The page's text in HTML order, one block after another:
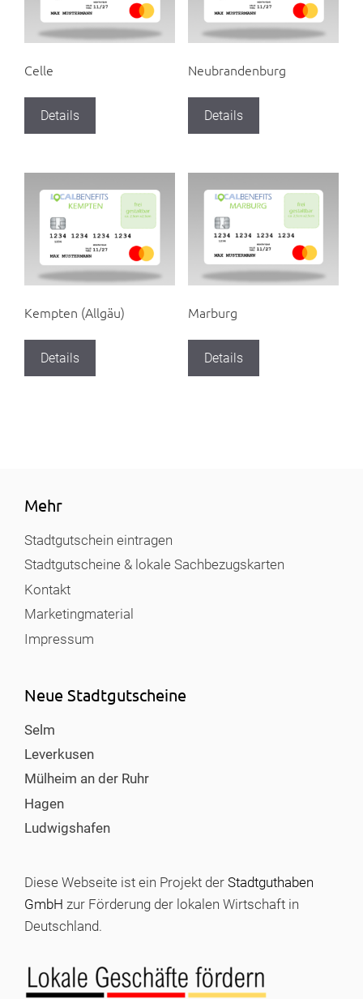
Celle
Details
Neubrandenburg
Details
Kempten (Allgäu)
Details
Marburg
Details
Mehr
Stadtgutschein eintragen
Stadtgutscheine & lokale Sachbezugskarten
Kontakt
Marketingmaterial
Impressum
Neue Stadtgutscheine
Selm
Leverkusen
Mülheim an der Ruhr
Hagen
Ludwigshafen
Diese Webseite ist ein Projekt der Stadtguthaben
GmbH zur Förderung der lokalen Wirtschaft in
Deutschland.